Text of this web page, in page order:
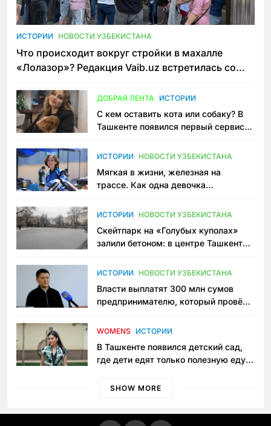
ИСТОРИИ НОВОСТИ УЗБЕКИСТАНА
Что происходит вокруг стройки в махалле
«Лолазор»? Редакция Vaib.uz встретилась со
ДОБРАЯ ЛЕНТА ИСТОРИИ
С кем оставить кота или собаку? В
Ташкенте появился первый сервис
ИСТОРИИ НОВОСТИ УЗБЕКИСТАНА
Мягкая в жизни, железная на
трассе. Как одна девочка
Узбекистане
ИСТОРИИ НОВОСТИ УЗБЕКИСТАНА
Скейтпарк на «Голубых куполах»
залили бетоном: в центре Ташкента
пространство
ИСТОРИИ НОВОСТИ УЗБЕКИСТАНА
Власти выплатят 300 млн сумов
предпринимателю, который провёл
приговору
WOMENS ИСТОРИИ
В Ташкенте появился детский сад,
где дети едят только полезную еду.
просить «кашу без сахара»
SHOW MORE